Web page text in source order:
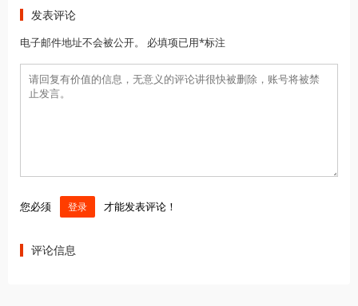
发表评论
电子邮件地址不会被公开。 必填项已用*标注
您必须 登录 才能发表评论！
评论信息